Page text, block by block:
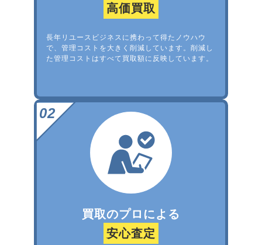
高価買取
長年リユースビジネスに携わって得たノウハウ
で、管理コストを大きく削減しています。削減し
た管理コストはすべて買取額に反映しています。
買取のプロによる
安心査定